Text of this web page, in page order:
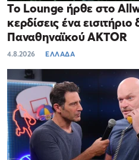
Το Lounge ήρθε στο
κερδίσεις ένα εισιτήριο
Παναθηναϊκού AKTOR
4.8.2026 ΕΛΛΑΔΑ